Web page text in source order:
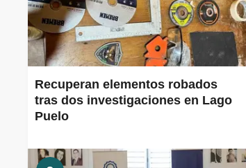
Recuperan elementos robados
tras dos investigaciones en Lago
Puelo